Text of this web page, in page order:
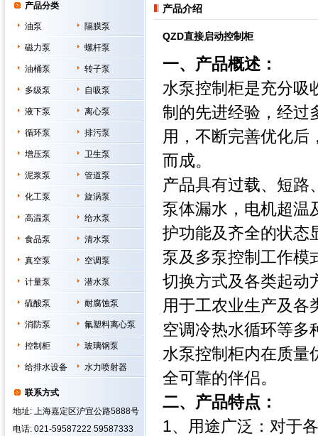
产品分类
油泵 隔膜泵
磁力泵 螺杆泵
油桶泵 转子泵
多级泵 自吸泵
液下泵 离心泵
循环泵 排污泵
增压泵 卫生泵
泥浆泵 管道泵
化工泵 旋涡泵
高温泵 给水泵
食品泵 清水泵
真空泵 空调泵
计量泵 潜水泵
硫酸泵 耐腐蚀泵
消防泵 氟塑料离心泵
控制柜 玻璃钢泵
给排水设备 水力喷射器
联系方式
地址: 上海嘉定区沪宜公路5888号
电话: 021-59587222 59587333
产品介绍
QZD直接启动控制柜
一、产品概述：
水泵控制柜是充分吸
制的先进经验，经过
用，不断完善优化后
而成。
产品具有过载、短路
泵体漏水，电机超温
护功能及齐全的状态
泵及多泵控制工作模
切换方式及各类起动
用于工农业生产及各
空调冷热水循环等多
水泵控制柜内在质量
全可靠的伴侣。
二、产品特点：
1、用途广泛：对于